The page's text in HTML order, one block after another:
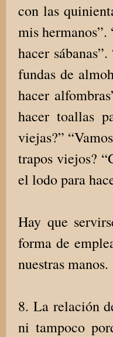
con las
mis hermanos”.
hacer
fundas de
hacer
hacer toallas
viejas?”
trapos viejos?
el lodo para
Hay que
forma de
nuestras manos.
8. La relación
ni tampoco